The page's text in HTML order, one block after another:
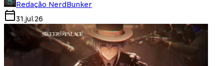
Redação NerdBunker
31.jul.26